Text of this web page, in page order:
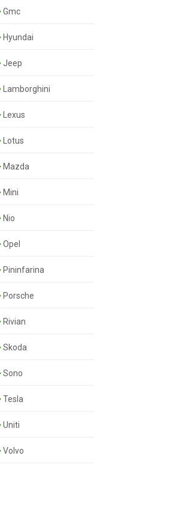
Gmc
Hyundai
Jeep
Lamborghini
Lexus
Lotus
Mazda
Mini
Nio
Opel
Pininfarina
Porsche
Rivian
Skoda
Sono
Tesla
Uniti
Volvo